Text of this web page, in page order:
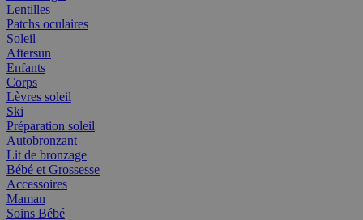
Lentilles
Patchs oculaires
Soleil
Aftersun
Enfants
Corps
Lèvres soleil
Ski
Préparation soleil
Autobronzant
Lit de bronzage
Bébé et Grossesse
Accessoires
Maman
Soins Bébé